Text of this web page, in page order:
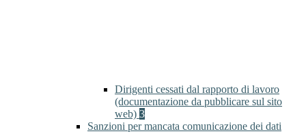
Dirigenti cessati dal rapporto di lavoro
(documentazione da pubblicare sul sito
web) 3
Sanzioni per mancata comunicazione dei dati